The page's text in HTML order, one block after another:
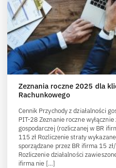
Zeznania roczne 2025 dla
Rachunkowego
Cennik Przychody z działalności
PIT-28 Zeznanie roczne
gospodarczej (rozliczanej w BR
115 zł Rozliczenie straty
sporządzane przez BR ifirma 15
Rozliczenie działalności
ifirma nie […]